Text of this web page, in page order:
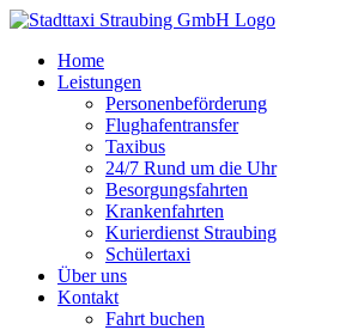
Zum
springenHome
Leistungen
Personenbeförderung
Flughafentransfer
Taxibus
24/7 Rund um die Uhr
Besorgungsfahrten
Krankenfahrten
Kurierdienst Straubing
Schülertaxi
Über uns
Kontakt
Fahrt buchen